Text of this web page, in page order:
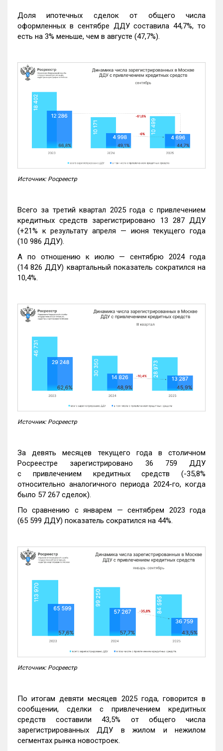
Доля ипотечных сделок от общего числа
оформленных в сентябре ДДУ составила 44,7%, то
есть на 3% меньше, чем в августе (47,7%).
Источник: Росреестр
Всего за третий квартал 2025 года с привлечением
кредитных средств зарегистрировано 13 287 ДДУ
(+21% к результату апреля — июня текущего года
(10 986 ДДУ).
А по отношению к июлю — сентябрю 2024 года
(14 826 ДДУ) квартальный показатель сократился на
10,4%.
Источник: Росреестр
За девять месяцев текущего года в столичном
Росреестре зарегистрировано 36 759 ДДУ
с привлечением кредитных средств (-35,8%
относительно аналогичного периода 2024-го, когда
было 57 267 сделок).
По сравнению с январем — сентябрем 2023 года
(65 599 ДДУ) показатель сократился на 44%.
Источник: Росреестр
По итогам девяти месяцев 2025 года, говорится в
сообщении, сделки с привлечением кредитных
средств составили 43,5% от общего числа
зарегистрированных ДДУ в жилом и нежилом
сегментах рынка новостроек.